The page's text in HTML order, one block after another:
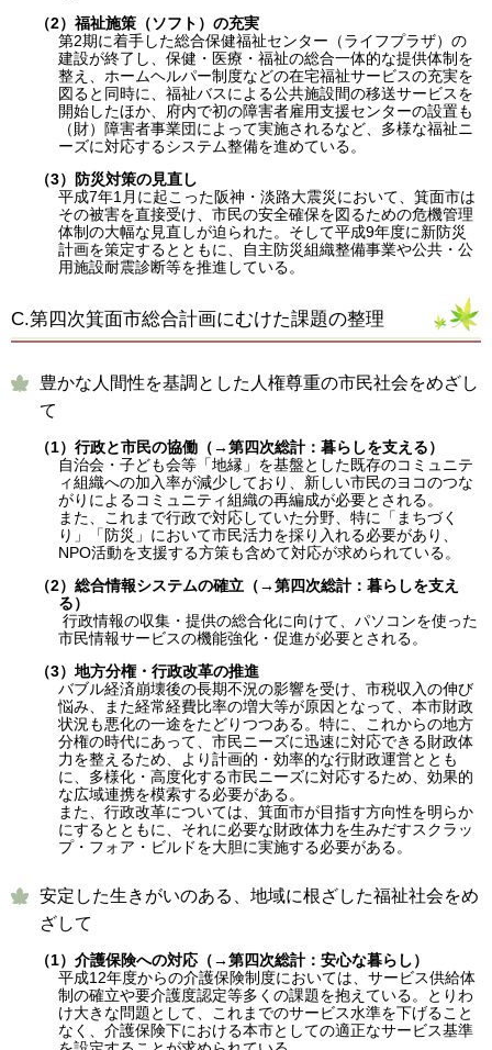
（2）福祉施策（ソフト）の充実
第2期に着手した総合保健福祉センター（ライフプラザ）の
建設が終了し、保健・医療・福祉の総合一体的な提供体制を
整え、ホームヘルパー制度などの在宅福祉サービスの充実を
図ると同時に、福祉バスによる公共施設間の移送サービスを
開始したほか、府内で初の障害者雇用支援センターの設置も
（財）障害者事業団によって実施されるなど、多様な福祉ニ
ーズに対応するシステム整備を進めている。
（3）防災対策の見直し
平成7年1月に起こった阪神・淡路大震災において、箕面市は
その被害を直接受け、市民の安全確保を図るための危機管理
体制の大幅な見直しが迫られた。そして平成9年度に新防災
計画を策定するとともに、自主防災組織整備事業や公共・公
用施設耐震診断等を推進している。
C.第四次箕面市総合計画にむけた課題の整理
豊かな人間性を基調とした人権尊重の市民社会をめざし
て
（1）行政と市民の協働（→第四次総計：暮らしを支える）
自治会・子ども会等「地縁」を基盤とした既存のコミュニテ
ィ組織への加入率が減少しており、新しい市民のヨコのつな
がりによるコミュニティ組織の再編成が必要とされる。
また、これまで行政で対応していた分野、特に「まちづく
り」「防災」において市民活力を採り入れる必要があり、
NPO活動を支援する方策も含めて対応が求められている。
（2）総合情報システムの確立（→第四次総計：暮らしを支え
る）
行政情報の収集・提供の総合化に向けて、パソコンを使った
市民情報サービスの機能強化・促進が必要とされる。
（3）地方分権・行政改革の推進
バブル経済崩壊後の長期不況の影響を受け、市税収入の伸び
悩み、また経常経費比率の増大等が原因となって、本市財政
状況も悪化の一途をたどりつつある。特に、これからの地方
分権の時代にあって、市民ニーズに迅速に対応できる財政体
力を整えるため、より計画的・効率的な行財政運営ととも
に、多様化・高度化する市民ニーズに対応するため、効果的
な広域連携を模索する必要がある。
また、行政改革については、箕面市が目指す方向性を明らか
にするとともに、それに必要な財政体力を生みだすスクラッ
プ・フォア・ビルドを大胆に実施する必要がある。
安定した生きがいのある、地域に根ざした福祉社会をめ
ざして
（1）介護保険への対応（→第四次総計：安心な暮らし）
平成12年度からの介護保険制度においては、サービス供給体
制の確立や要介護度認定等多くの課題を抱えている。とりわ
け大きな問題として、これまでのサービス水準を下げること
なく、介護保険下における本市としての適正なサービス基準